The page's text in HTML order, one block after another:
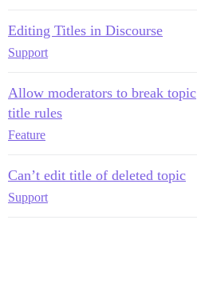
Editing Titles in Discourse
Support
Allow moderators to break topic
title rules
Feature
Can’t edit title of deleted topic
Support